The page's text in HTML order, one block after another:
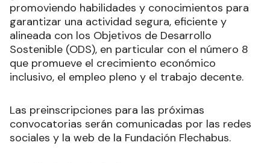
promoviendo habilidades y conocimientos para
garantizar una actividad segura, eficiente y
alineada con los Objetivos de Desarrollo
Sostenible (ODS), en particular con el número 8
que promueve el crecimiento económico
inclusivo, el empleo pleno y el trabajo decente.
Las preinscripciones para las próximas
convocatorias serán comunicadas por las redes
sociales y la web de la Fundación Flechabus.